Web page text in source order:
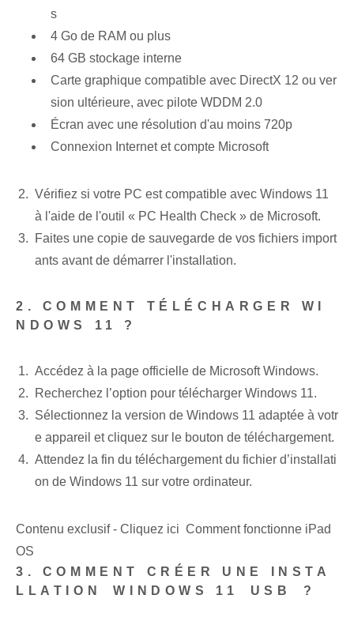
s
4 Go de RAM ou plus
64 GB stockage interne
Carte graphique compatible avec DirectX 12 ou ver
sion ultérieure, avec pilote WDDM 2.0
Écran‌ avec une résolution‌ d'au moins 720p
Connexion Internet et compte Microsoft
Vérifiez si votre PC est compatible avec Windows 11
à l'aide de l'outil « PC Health Check » de Microsoft.
Faites une copie de sauvegarde de vos fichiers import
ants avant de démarrer l'installation.
2. COMMENT TÉLÉCHARGER WI
NDOWS 11 ?
Accédez à la page officielle de Microsoft Windows.
Recherchez l’option pour télécharger Windows 11.
Sélectionnez la version de Windows 11 adaptée à votr
e appareil et cliquez sur le bouton de téléchargement.
Attendez la fin du téléchargement du fichier d’installati
on de Windows 11 sur votre ordinateur.
Contenu exclusif - Cliquez ici Comment fonctionne iPad
OS
3. COMMENT CRÉER UNE INSTA
LLATION⁤ WINDOWS 11⁤ USB⁤ ?